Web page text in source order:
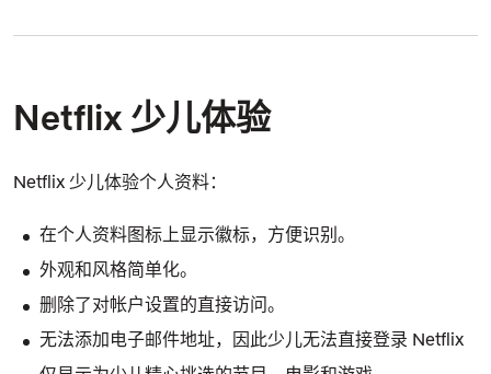
Netflix 少儿体验
Netflix 少儿体验个人资料：
在个人资料图标上显示徽标，方便识别。
外观和风格简单化。
删除了对帐户设置的直接访问。
无法添加电子邮件地址，因此少儿无法直接登录 Netflix